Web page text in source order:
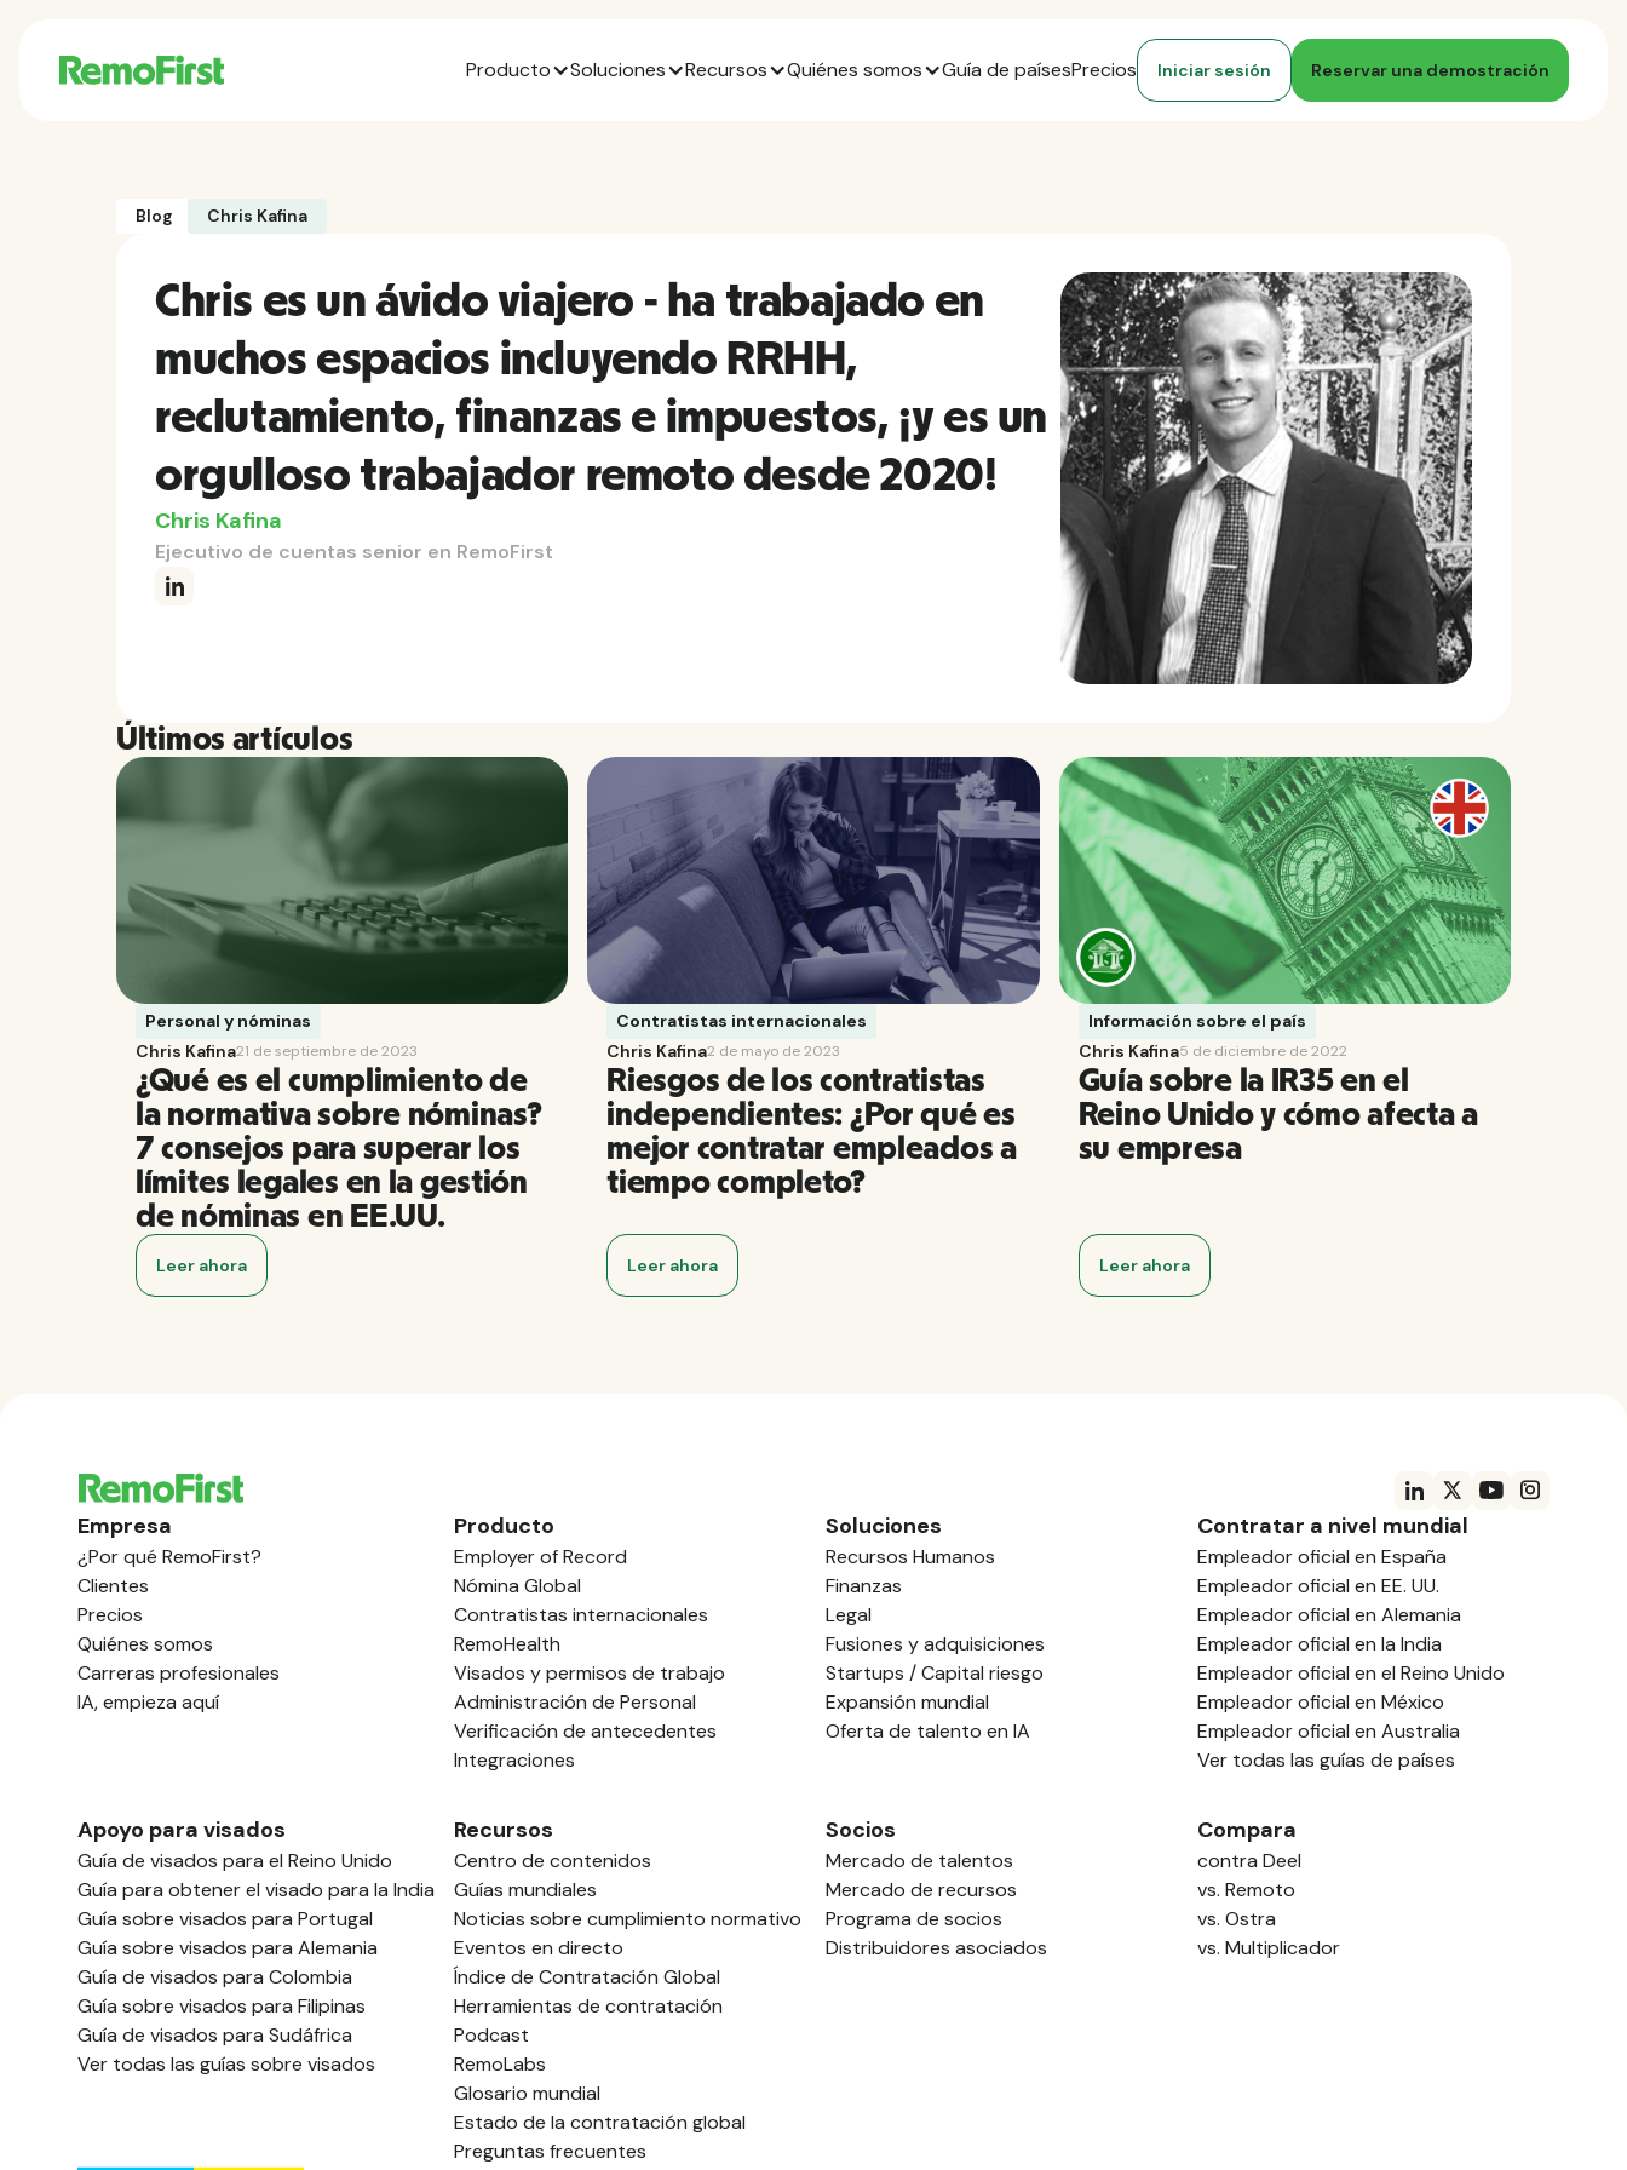
Producto Soluciones Recursos Quiénes somos Guía de paísesPrecios Iniciar sesión Reservar una demostración
Blog Chris Kafina
Chris es un ávido viajero - ha trabajado en
muchos espacios incluyendo RRHH,
reclutamiento, finanzas e impuestos, ¡y es un
orgulloso trabajador remoto desde 2020!
Chris Kafina
Ejecutivo de cuentas senior en RemoFirst
Últimos artículos
Personal y nóminas
Chris Kafina21 de septiembre de 2023
¿Qué es el cumplimiento de
la normativa sobre nóminas?
7 consejos para superar los
límites legales en la gestión
de nóminas en EE.UU.
Leer ahora
Contratistas internacionales
Chris Kafina2 de mayo de 2023
Riesgos de los contratistas
independientes: ¿Por qué es
mejor contratar empleados a
tiempo completo?
Leer ahora
Información sobre el país
Chris Kafina5 de diciembre de 2022
Guía sobre la IR35 en el
Reino Unido y cómo afecta a
su empresa
Leer ahora
Empresa
¿Por qué RemoFirst?
Clientes
Precios
Quiénes somos
Carreras profesionales
IA, empieza aquí
Producto
Employer of Record
Nómina Global
Contratistas internacionales
RemoHealth
Visados y permisos de trabajo
Administración de Personal
Verificación de antecedentes
Integraciones
Soluciones
Recursos Humanos
Finanzas
Legal
Fusiones y adquisiciones
Startups / Capital riesgo
Expansión mundial
Oferta de talento en IA
Contratar a nivel mundial
Empleador oficial en España
Empleador oficial en EE. UU.
Empleador oficial en Alemania
Empleador oficial en la India
Empleador oficial en el Reino Unido
Empleador oficial en México
Empleador oficial en Australia
Ver todas las guías de países
Apoyo para visados
Guía de visados para el Reino Unido
Guía para obtener el visado para la India
Guía sobre visados para Portugal
Guía sobre visados para Alemania
Guía de visados para Colombia
Guía sobre visados para Filipinas
Guía de visados para Sudáfrica
Ver todas las guías sobre visados
Recursos
Centro de contenidos
Guías mundiales
Noticias sobre cumplimiento normativo
Eventos en directo
Índice de Contratación Global
Herramientas de contratación
Podcast
RemoLabs
Glosario mundial
Estado de la contratación global
Preguntas frecuentes
Socios
Mercado de talentos
Mercado de recursos
Programa de socios
Distribuidores asociados
Compara
contra Deel
vs. Remoto
vs. Ostra
vs. Multiplicador